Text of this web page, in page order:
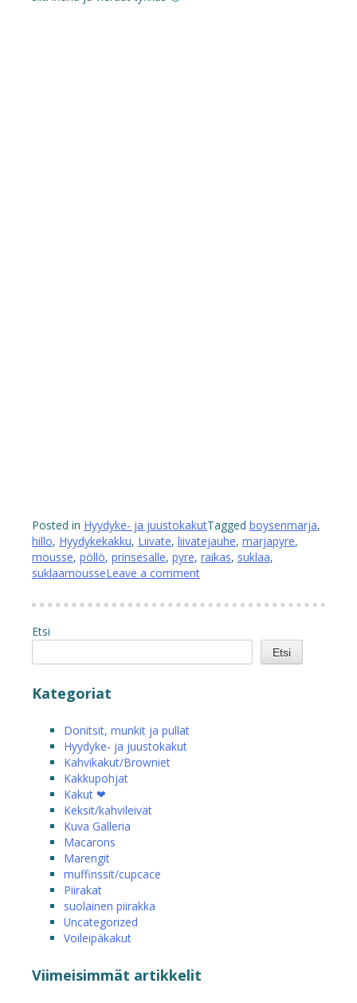
Posted in Hyydyke- ja juustokakutTagged boysenmarja,
hillo, Hyydykekakku, Liivate, liivatejauhe, marjapyre,
mousse, pöllö, prinsesalle, pyre, raikas, suklaa,
suklaamousseLeave a comment
Etsi
Etsi
Kategoriat
Donitsit, munkit ja pullat
Hyydyke- ja juustokakut
Kahvikakut/Browniet
Kakkupohjat
Kakut ❤
Keksit/kahvileivät
Kuva Galleria
Macarons
Marengit
muffinssit/cupcace
Piirakat
suolainen piirakka
Uncategorized
Voileipäkakut
Viimeisimmät artikkelit